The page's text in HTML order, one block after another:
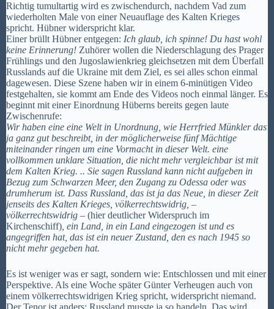
Richtig tumultartig wird es zwischendurch, nachdem Vad zum
wiederholten Male von einer Neuauflage des Kalten Krieges
spricht. Hübner widerspricht klar.
Einer brüllt Hübner entgegen: Ich glaub, ich spinne! Du hast wohl
keine Erinnerung! Zuhörer wollen die Niederschlagung des Prager
Frühlings und den Jugoslawienkrieg gleichsetzen mit dem Überfall
Russlands auf die Ukraine mit dem Ziel, es sei alles schon einmal
dagewesen. Diese Szene haben wir in einem 6-minütigen Video
festgehalten, sie kommt am Ende des Videos noch einmal länger. Es
beginnt mit einer Einordnung Hüberns bereits gegen laute
Zwischenrufe:
Wir haben eine eine Welt in Unordnung, wie Herrfried Münkler das
ja ganz gut beschreibt, in der möglicherweise fünf Mächtige
miteinander ringen um eine Vormacht in dieser Welt. eine
vollkommen unklare Situation, die nicht mehr vergleichbar ist mit
dem Kalten Krieg. .. Sie sagen Russland kann nicht aufgeben in
Bezug zum Schwarzen Meer, den Zugang zu Odessa oder was
drumherum ist. Dass Russland, das ist ja das Neue, in dieser Zeit
jenseits des Kalten Krieges, völkerrechtswidrig, –
völkerrechtswidrig – (hier deutlicher Widerspruch im
Kirchenschiff) , ein Land, in ein Land eingezogen ist und es
angegriffen hat, das ist ein neuer Zustand, den es nach 1945 so
nicht mehr gegeben hat.
Es ist weniger was er sagt, sondern wie: Entschlossen und mit einer
Perspektive. Als eine Woche später Günter Verheugen auch von
einem völkerrechtswidrigen Krieg spricht, widerspricht niemand.